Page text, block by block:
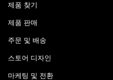
제품 찾기
제품 판매
주문 및 배송
스토어 디자인
마케팅 및 전환